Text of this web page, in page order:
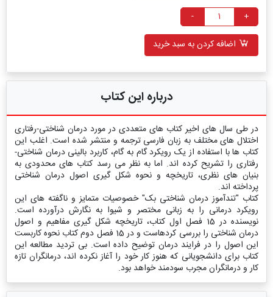
+
-
اضافه کردن به سبد خرید
درباره این کتاب
در طی سال‏ های اخیر کتاب‏ های متعددی در مورد درمان شناختی-رفتاری
اختلال‏ های مختلف به زبان فارسی ترجمه و منتشر شده است. اغلب این
کتاب‏ ها با استفاده از یک رویکرد گام ‏به‏ گام، کاربرد بالینی درمان شناختی-
رفتاری را تشریح کرده‏ اند. اما به نظر می ‏رسد کتاب‏ های محدودی به
بنیان‏ های نظری، تاریخچه و نحوه شکل‏ گیری اصول درمان شناختی
پرداخته ‏اند.
کتاب "تندآموز درمان شناختی بک" خصوصیات متمایز و ناگفته‏ های این
رویکرد درمانی را به زبانی مختصر و شیوا به نگارش در‏آورده‏ است.
نویسنده در 15 فصل اول کتاب، تاریخچه شکل‏ گیری مفاهیم و اصول
درمان شناختی را بررسی کرده‎است و در 15 فصل دوم کتاب نحوه کاربست
این اصول را در فرایند درمان توضیح داده‏ است. بی تردید مطالعه این
کتاب برای دانشجویانی که هنوز کار خود را آغاز نکرده ‏اند، درمانگران تازه‏
کار و درمانگران مجرب سودمند خواهد بود.